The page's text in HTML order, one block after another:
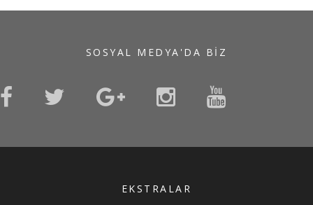
SOSYAL MEDYA'DA BIZ
EKSTRALAR